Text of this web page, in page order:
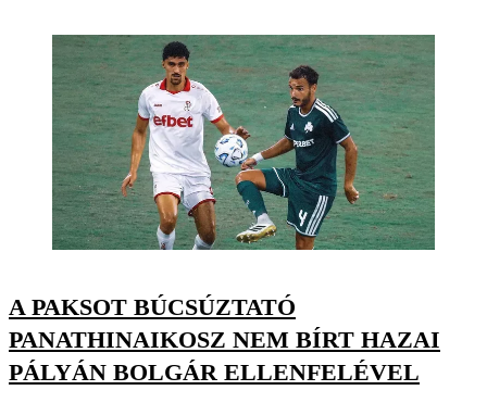
A PAKSOT BÚCSÚZTATÓ
PANATHINAIKOSZ NEM BÍRT HAZAI
PÁLYÁN BOLGÁR ELLENFELÉVEL